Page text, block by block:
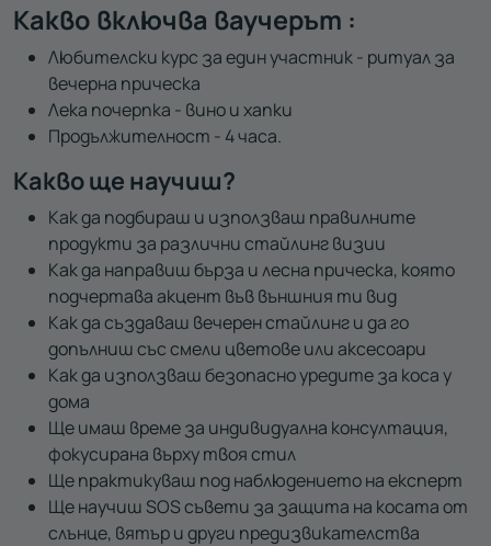
Какво включва ваучерът :
Любителски курс за един участник - ритуал за
вечерна прическа
Лека почерпка - вино и хапки
Продължителност - 4 часа.
Какво ще научиш?
Как да подбираш и използваш правилните
продукти за различни стайлинг визии
Как да направиш бърза и лесна прическа, която
подчертава акцент във външния ти вид
Как да създаваш вечерен стайлинг и да го
допълниш със смели цветове или аксесоари
Как да използваш безопасно уредите за коса у
дома
Ще имаш време за индивидуална консултация,
фокусирана върху твоя стил
Ще практикуваш под наблюдението на експерт
Ще научиш SOS съвети за защита на косата от
слънце, вятър и други предизвикателства